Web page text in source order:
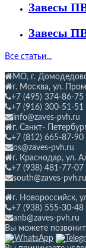
Завесы
Завесы
Все статьи...
МО, г.
г. Москва, ул.
+7 (495) 374-86-75
+7 (916) 300-51-51
info@zaves-pvh.ru
г. Санкт-
+7 (812) 665-87-90
os@zaves-pvh.ru
г. Краснодар, ул.
+7 (938) 481-77-07
south@zaves-pvh.ru
г. Новороссийск,
+7 (938) 555-30-48
anb@zaves-pvh.ru
Вы можете